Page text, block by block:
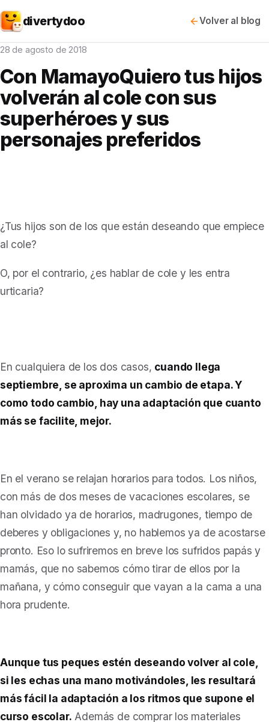
divertydoo Volver al blog
28 de agosto de 2018
Con MamayoQuiero tus hijos
volverán al cole con sus
superhéroes y sus
personajes preferidos
¿Tus hijos son de los que están deseando que empiece
al cole?
O, por el contrario, ¿es hablar de cole y les entra
urticaria?
En cualquiera de los dos casos, cuando llega
septiembre, se aproxima un cambio de etapa. Y
como todo cambio, hay una adaptación que cuanto
más se facilite, mejor.
En el verano se relajan horarios para todos. Los niños,
con más de dos meses de vacaciones escolares, se
han olvidado ya de horarios, madrugones, tiempo de
deberes y obligaciones y, no hablemos ya de acostarse
pronto. Eso lo sufriremos en breve los sufridos papás y
mamás, que no sabemos cómo tirar de ellos por la
mañana, y cómo conseguir que vayan a la cama a una
hora prudente.
Aunque tus peques estén deseando volver al cole,
si les echas una mano motivándoles, les resultará
más fácil la adaptación a los ritmos que supone el
curso escolar. Además de comprar los materiales